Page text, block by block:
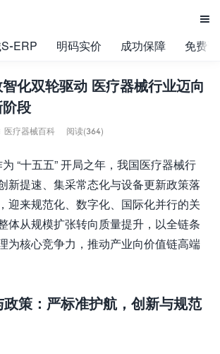

ERP 明码实价 成功保障 免费
化双轮驱动 医疗器械行业迈向
段
医疗器械百科 阅读(364)
“十五五” 开局之年，我国医疗器械行
新提速、集采常态化与设备更新政策落
迎来规范化、数字化、国际化并行的关
体从规模扩张转向质量提升，以全链条
为核心竞争力，推动产业向价值链高端
政策：严标准护航，创新与规范